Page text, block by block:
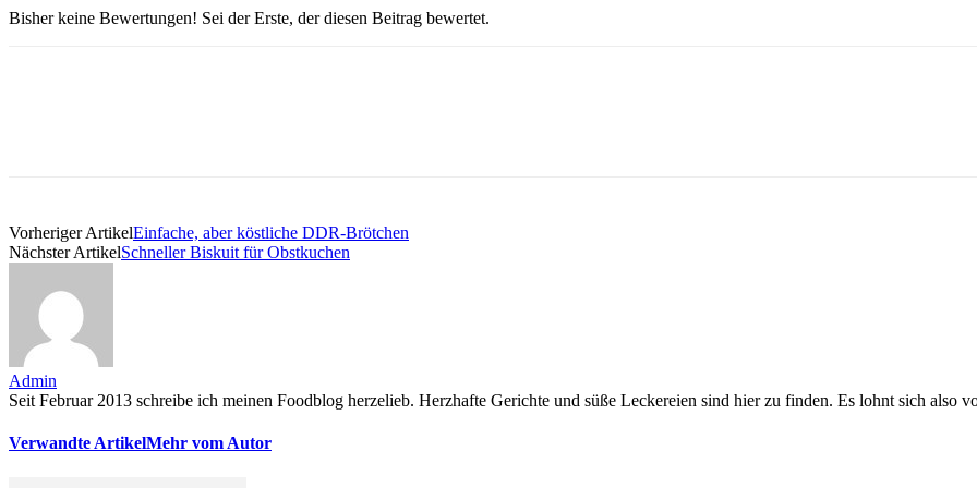
Bisher keine Bewertungen! Sei der Erste, der diesen Beitrag bewertet.
Vorheriger ArtikelEinfache, aber köstliche DDR-Brötchen
Nächster ArtikelSchneller Biskuit für Obstkuchen
Admin
Seit Februar 2013 schreibe ich meinen Foodblog herzelieb. Herzhafte Gerichte und süße Leckereien sind hier zu finden. Es lohnt sich also
Verwandte ArtikelMehr vom Autor